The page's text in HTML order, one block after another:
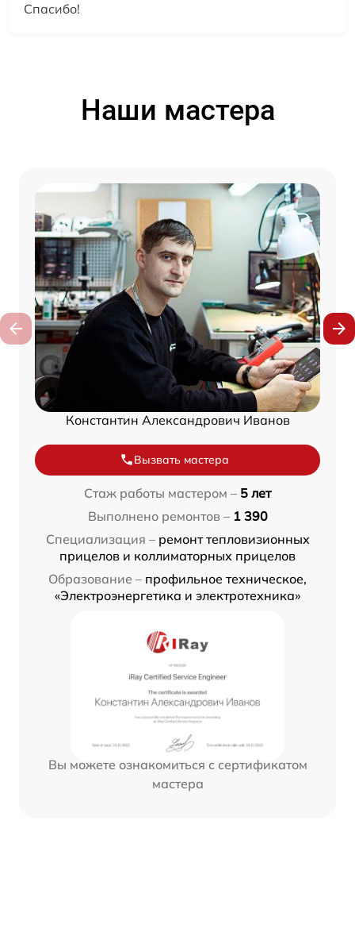
Спасибо!
Наши мастера
Константин Александрович Иванов
Вызвать мастера
Стаж работы мастером – 5 лет
Выполнено ремонтов – 1 390
Специализация – ремонт тепловизионных
прицелов и коллиматорных прицелов
Образование – профильное техническое,
«Электроэнергетика и электротехника»
Вы можете ознакомиться с сертификатом
мастера